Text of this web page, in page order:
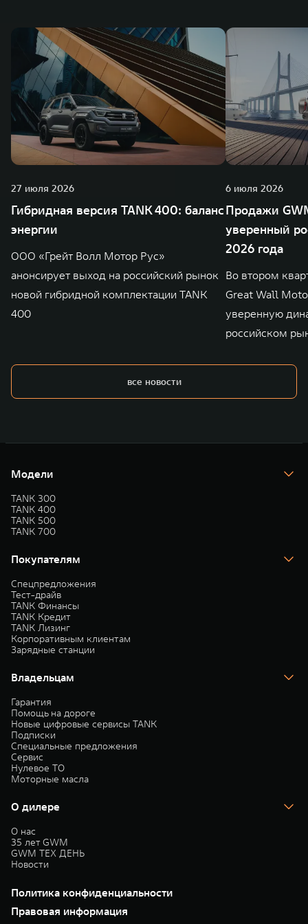
27 июля 2026
Гибридная версия TANK 400: баланс
энергии
ООО «Грейт Волл Мотор Рус»
анонсирует выход на российский рынок
новой гибридной комплектации TANK
400
6 июля 2026
Продажи
уверенный
2026 года
Во втором
Great Wall
уверенную
российском
все новости
Модели
TANK 300
TANK 400
TANK 500
TANK 700
Покупателям
Спецпредложения
Тест-драйв
TANK Финансы
TANK Кредит
TANK Лизинг
Корпоративным клиентам
Зарядные станции
Владельцам
Гарантия
Помощь на дороге
Новые цифровые сервисы TANK
Подписки
Специальные предложения
Сервис
Нулевое ТО
Моторные масла
О дилере
О нас
35 лет GWM
GWM ТЕХ ДЕНЬ
Новости
Политика конфиденциальности
Правовая информация